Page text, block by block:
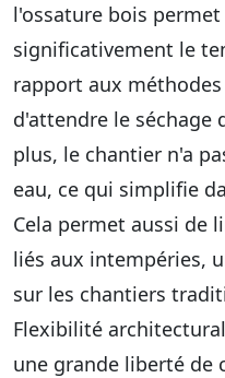
l'ossature bois
significativement le
rapport aux
d'attendre le séchage
plus, le chantier n'a
eau, ce qui simplifie
Cela permet aussi de
liés aux intempéries,
sur les chantiers
Flexibilité
une grande liberté de